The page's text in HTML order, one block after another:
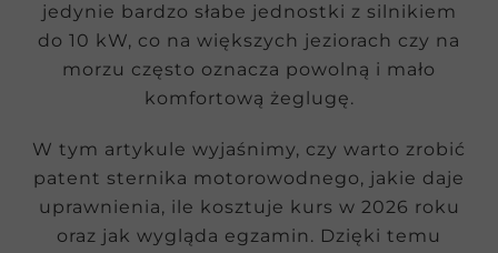
jedynie bardzo słabe jednostki z silnikiem
do 10 kW, co na większych jeziorach czy na
morzu często oznacza powolną i mało
komfortową żeglugę.
W tym artykule wyjaśnimy, czy warto zrobić
patent sternika motorowodnego, jakie daje
uprawnienia, ile kosztuje kurs w 2026 roku
oraz jak wygląda egzamin. Dzięki temu